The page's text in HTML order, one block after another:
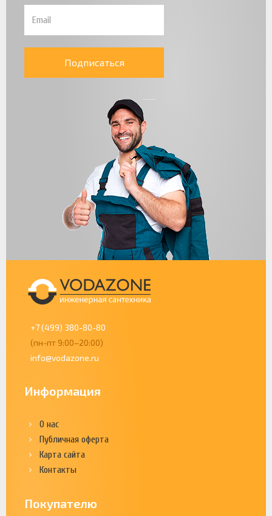
Подписаться
+7 (499) 380-80-80
(пн-пт 9:00–20:00)
info@vodazone.ru
Информация
О нас
Публичная оферта
Карта сайта
Контакты
Покупателю